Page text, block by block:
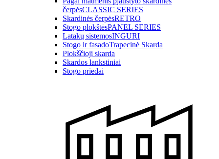
čerpėsCLASSIC SERIES
Skardinės čerpėsRETRO
Stogo plokštėsPANEL SERIES
Latakų sistemosINGURI
Stogo ir fasadoTrapecinė Skarda
Plokščioji skarda
Skardos lankstiniai
Stogo priedai